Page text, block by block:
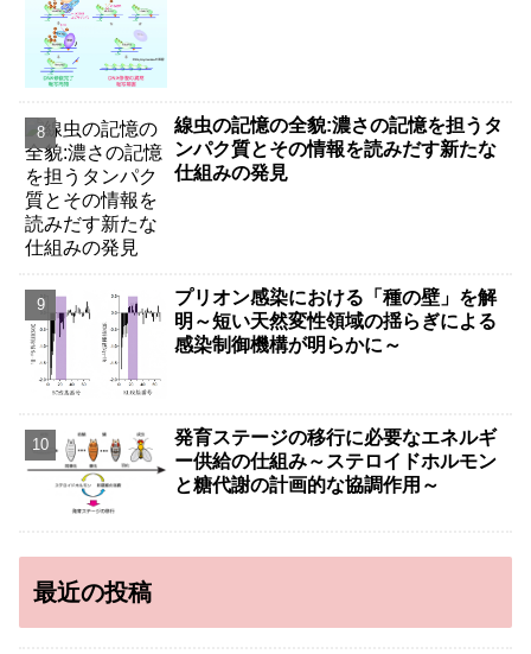
線虫の記憶の全貌:濃さの記憶を担うタ
ンパク質とその情報を読みだす新たな
仕組みの発見
プリオン感染における「種の壁」を解
明～短い天然変性領域の揺らぎによる
感染制御機構が明らかに～
発育ステージの移行に必要なエネルギ
ー供給の仕組み～ステロイドホルモン
と糖代謝の計画的な協調作用～
最近の投稿